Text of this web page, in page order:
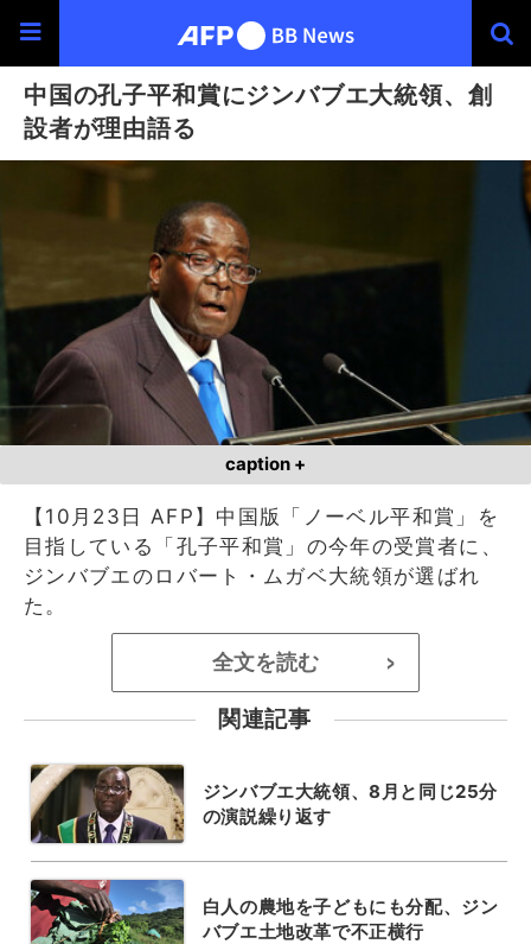
中国の孔子平和賞にジンバブエ大統領、創
設者が理由語る
caption +
【10月23日 AFP】中国版「ノーベル平和賞」を
目指している「孔子平和賞」の今年の受賞者に、
ジンバブエのロバート・ムガベ大統領が選ばれ
た。
全文を読む >
関連記事
ジンバブエ大統領、8月と同じ25分
の演説繰り返す
白人の農地を子どもにも分配、ジン
バブエ土地改革で不正横行